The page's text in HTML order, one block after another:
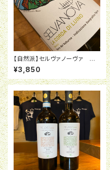
【自然派】セルヴァノーヴァ ラ・
コルダ・ディ・ルイーノ・ビアンコ
2021 <16849>
¥3,850